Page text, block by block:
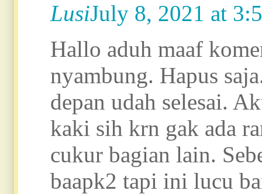
LusiJuly 8, 2021 at
Hallo aduh maaf
nyambung. Hapus
depan udah selesai.
kaki sih krn gak ada
cukur bagian lain.
baapk2 tapi ini lucu